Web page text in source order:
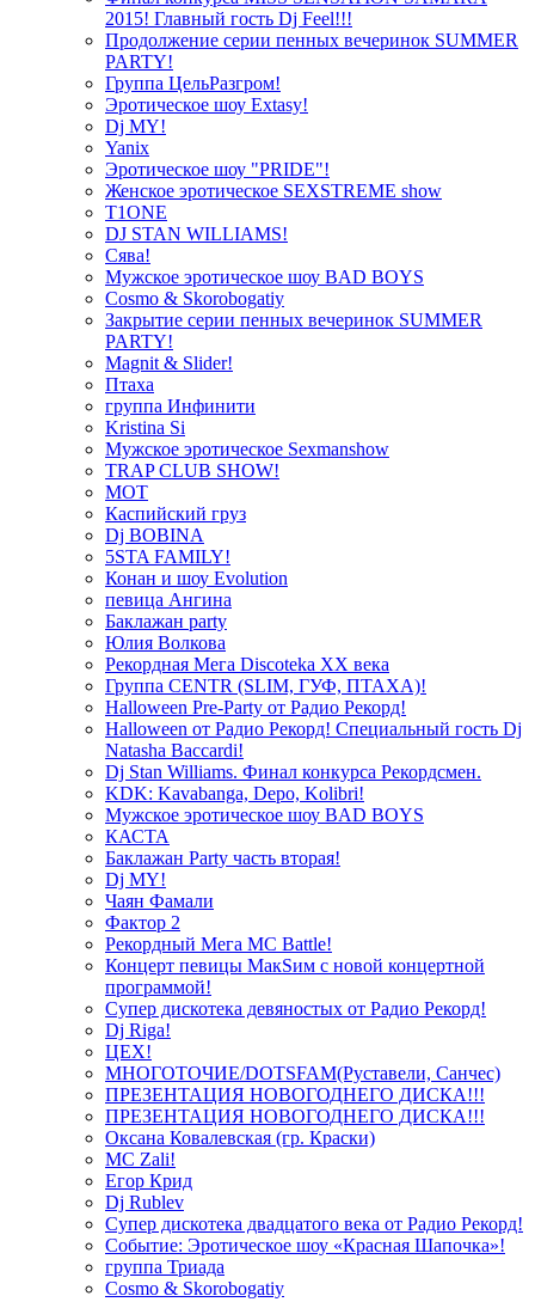
2015! Главный гость Dj Feel!!!
Продолжение серии пенных вечеринок SUMMER
PARTY!
Группа ЦельРазгром!
Эротическое шоу Extasy!
Dj MY!
Yanix
Эротическое шоу "PRIDE"!
Женское эротическое SEXSTREME show
T1ONE
DJ STAN WILLIAMS!
Сява!
Мужское эротическое шоу BAD BOYS
Cosmo & Skorobogatiy
Закрытие серии пенных вечеринок SUMMER
PARTY!
Magnit & Slider!
Птаха
группа Инфинити
Kristina Si
Мужское эротическое Sexmanshow
TRAP CLUB SHOW!
МОТ
Каспийский груз
Dj BOBINA
5STA FAMILY!
Конан и шоу Evolution
певица Ангина
Баклажан party
Юлия Волкова
Рекордная Мега Discoteka XX века
Группа CENTR (SLIM, ГУФ, ПТАХА)!
Halloween Pre-Party от Радио Рекорд!
Halloween от Радио Рекорд! Специальный гость Dj
Natasha Baccardi!
Dj Stan Williams. Финал конкурса Рекордсмен.
KDK: Kavabanga, Depo, Kolibri!
Мужское эротическое шоу BAD BOYS
КАСТА
Баклажан Party часть вторая!
Dj MY!
Чаян Фамали
Фактор 2
Рекордный Мега МС Battle!
Концерт певицы МакSим с новой концертной
программой!
Супер дискотека девяностых от Радио Рекорд!
Dj Riga!
ЦЕХ!
МНОГОТОЧИЕ/DOTSFAM(Руставели, Санчес)
ПРЕЗЕНТАЦИЯ НОВОГОДНЕГО ДИСКА!!!
ПРЕЗЕНТАЦИЯ НОВОГОДНЕГО ДИСКА!!!
Оксана Ковалевская (гр. Краски)
MC Zali!
Егор Крид
Dj Rublev
Супер дискотека двадцатого века от Радио Рекорд!
Событие: Эротическое шоу «Красная Шапочка»!
группа Триада
Cosmo & Skorobogatiy